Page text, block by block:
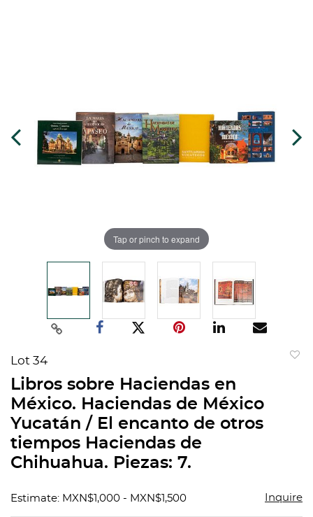
Tap or pinch to expand
Lot 34
Libros sobre Haciendas en
México. Haciendas de México
Yucatán / El encanto de otros
tiempos Haciendas de
Chihuahua. Piezas: 7.
Estimate: MXN$1,000 - MXN$1,500 Inquire